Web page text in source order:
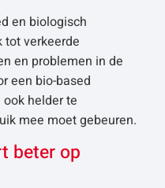
en biologisch
verkeerde
en problemen in de
een bio-based
helder te
mee moet gebeuren.
beter op